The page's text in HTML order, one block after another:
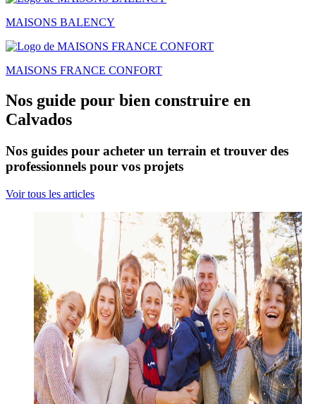
MAISONS BALENCY
MAISONS FRANCE CONFORT
Nos guide pour bien construire en
Calvados
Nos guides pour acheter un terrain et trouver des
professionnels pour vos projets
Voir tous les articles